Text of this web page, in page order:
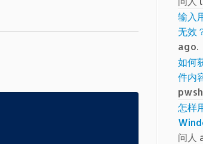
输入
无效
ago.
如何
件内
怎样
问人